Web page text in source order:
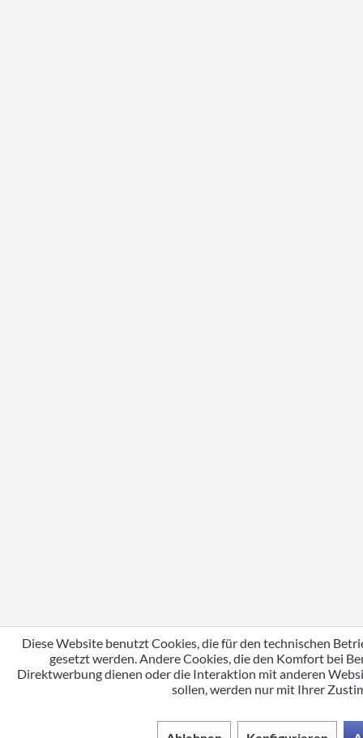
Diese Website benutzt Cookies, die für den technischen
gesetzt werden. Andere Cookies, die den Komfort bei
Direktwerbung dienen oder die Interaktion mit anderen
sollen, werden nur mit Ihrer